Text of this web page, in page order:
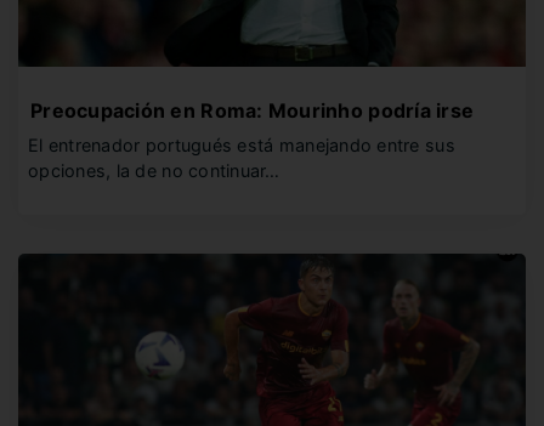
Preocupación en Roma: Mourinho podría irse
El entrenador portugués está manejando entre sus
opciones, la de no continuar…